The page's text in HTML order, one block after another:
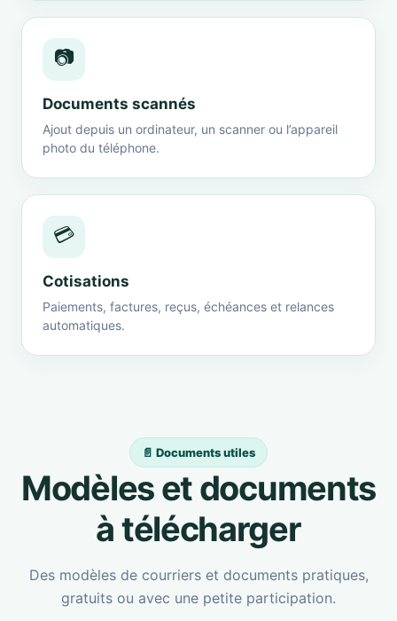
📷
Documents scannés
Ajout depuis un ordinateur, un scanner ou l’appareil
photo du téléphone.
💳
Cotisations
Paiements, factures, reçus, échéances et relances
automatiques.
📄 Documents utiles
Modèles et documents
à télécharger
Des modèles de courriers et documents pratiques,
gratuits ou avec une petite participation.